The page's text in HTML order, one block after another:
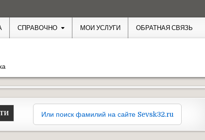
СПРАВОЧНО МОИ УСЛУГИ ОБРАТНАЯ СВЯЗЬ
Или поиск фамилий на сайте Sevsk32.ru